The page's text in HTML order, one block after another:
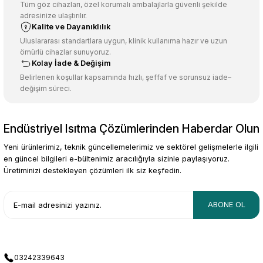
Ürün açıklamasında eksik bilgiler bulunuyor.
Ürün bilgilerinde hatalar bulunuyor.
Ürün fiyatı diğer sitelerden daha pahalı.
Bu ürüne benzer farklı alternatifler olmalı.
Gönder
Tüm göz cihazları, özel korumalı ambalajlarla güvenli şekilde
adresinize ulaştırılır.
Kalite ve Dayanıklılık
Uluslararası standartlara uygun, klinik kullanıma hazır ve uzun
ömürlü cihazlar sunuyoruz.
Kolay İade & Değişim
Belirlenen koşullar kapsamında hızlı, şeffaf ve sorunsuz iade–
değişim süreci.
Endüstriyel Isıtma Çözümlerinden Haberdar Olun
Yeni ürünlerimiz, teknik güncellemelerimiz ve sektörel gelişmelerle ilgili
en güncel bilgileri e-bültenimiz aracılığıyla sizinle paylaşıyoruz.
Üretiminizi destekleyen çözümleri ilk siz keşfedin.
ABONE OL
03242339643